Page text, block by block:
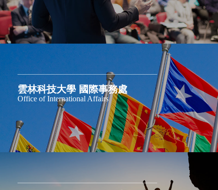
雲林科技大學 國際事務處
Office of International Affairs